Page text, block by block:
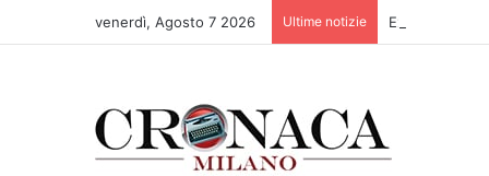
venerdì, Agosto 7 2026 Ultime notizie Ex mercato